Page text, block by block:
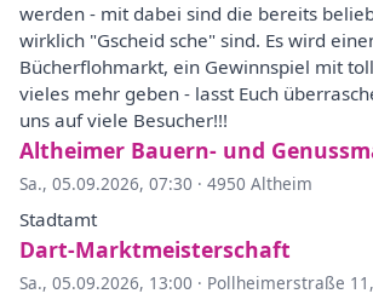
werden - mit dabei sind die bereits
wirklich "Gscheid sche" sind. Es wird
Bücherflohmarkt, ein Gewinnspiel mit
vieles mehr geben - lasst Euch
uns auf viele Besucher!!!
Altheimer Bauern- und
Sa., 05.09.2026, 07:30 · 4950 Altheim
Stadtamt
Dart-Marktmeisterschaft
Sa., 05.09.2026, 13:00 · Pollheimerstraße